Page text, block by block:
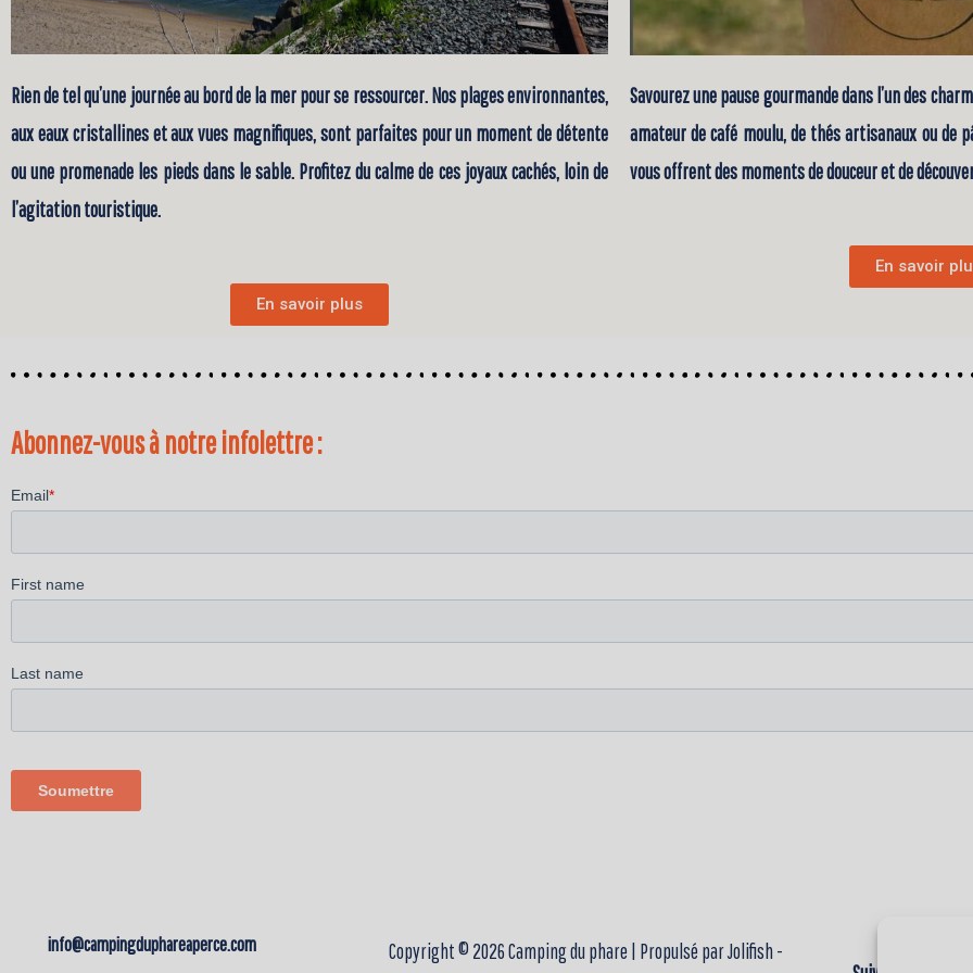
Rien de tel qu’une journée au bord de la mer pour se ressourcer. Nos plages environnantes,
aux eaux cristallines et aux vues magnifiques, sont parfaites pour un moment de détente
ou une promenade les pieds dans le sable. Profitez du calme de ces joyaux cachés, loin de
l’agitation touristique.
En savoir plus
Savourez une pause gourmande dans l’un des
amateur de café moulu, de thés artisanaux ou de
vous offrent des moments de douceur et de
En savoir
Abonnez-vous à notre infolettre :
info@campingduphareaperce.com
Copyright © 2026 Camping du phare | Propulsé par Jolifish -